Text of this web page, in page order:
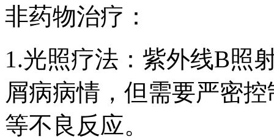
非药物治疗：
1.光照疗法：紫外线B照
屑病病情，但需要严密
等不良反应。